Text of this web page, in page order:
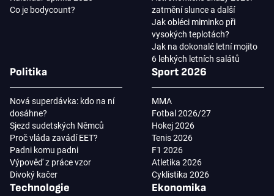
Co je bodycount?
zatmění slunce a další
Jak obléci miminko při
vysokých teplotách?
Jak na dokonalé letní mojito
6 lehkých letních salátů
Politika
Nová superdávka: kdo na ní
dosáhne?
Sjezd sudetských Němců
Proč vláda zavádí EET?
Padni komu padni
Výpověď z práce vzor
Divoký kačer
Sport 2026
MMA
Fotbal 2026/27
Hokej 2026
Tenis 2026
F1 2026
Atletika 2026
Cyklistika 2026
Technologie Ekonomika